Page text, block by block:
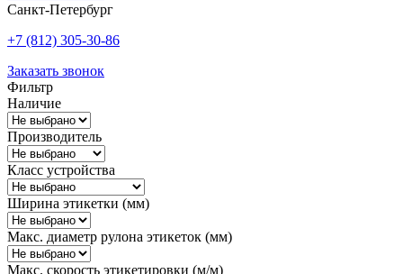
Санкт-Петербург
+7 (812) 305-30-86
Заказать звонок
Фильтр
Наличие
Производитель
Класс устройства
Ширина этикетки (мм)
Макс. диаметр рулона этикеток (мм)
Макс. скорость этикетировки (м/м)